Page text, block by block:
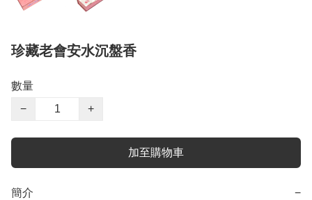
珍藏老會安水沉盤香
數量
−
+
加至購物車
簡介 −